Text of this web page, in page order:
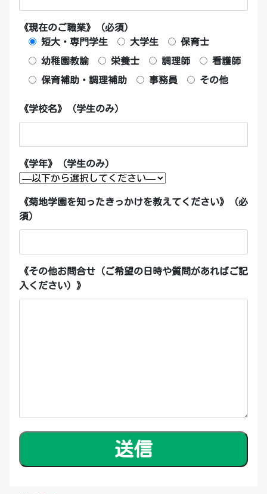
《現在のご職業》 (必須)
短大・専門学生
大学生
保育士
幼稚園教諭
栄養士 調理師
看護師
保育補助・調理補助
事務員 その他
《学校名》（学生のみ）
《学年》（学生のみ）
《菊地学園を知ったきっかけを教えてください》（必
須）
《その他お問合せ（ご希望の日時や質問があればご記
入ください）》